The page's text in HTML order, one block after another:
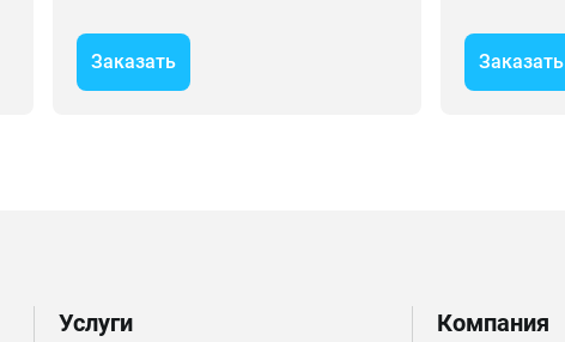
Заказать Заказать
Услуги Компания